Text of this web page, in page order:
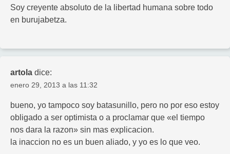
Soy creyente absoluto de la libertad humana sobre todo
en burujabetza.
artola dice:
enero 29, 2013 a las 11:32
bueno, yo tampoco soy batasunillo, pero no por eso estoy
obligado a ser optimista o a proclamar que «el tiempo
nos dara la razon» sin mas explicacion.
la inaccion no es un buen aliado, y yo es lo que veo.